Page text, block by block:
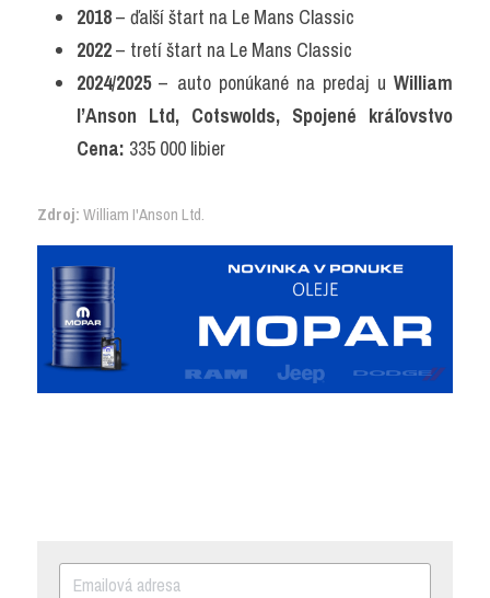
2018 – ďalší štart na Le Mans Classic
2022 – tretí štart na Le Mans Classic
2024/2025 – auto ponúkané na predaj u William
I’Anson Ltd, Cotswolds, Spojené kráľovstvo
Cena: 335 000 libier
Zdroj: William I'Anson Ltd.